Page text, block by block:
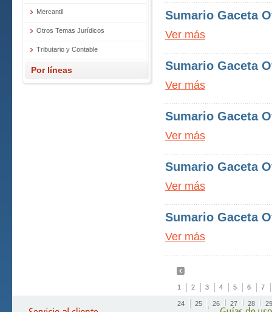
Mercantil
Otros Temas Jurídicos
Tributario y Contable
Por líneas
Sumario Gaceta
Ver más
Sumario Gaceta
Ver más
Sumario Gaceta
Ver más
Sumario Gaceta
Ver más
Sumario Gaceta
Ver más
1 2 3 4 5 6 7
24 25 26 27 28 29